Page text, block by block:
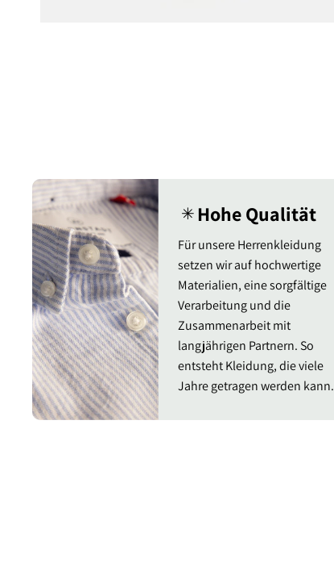
✳︎Hohe Qualität
Für unsere Herrenkleidung
setzen wir auf hochwertige
Materialien, eine sorgfältige
Verarbeitung und die
Zusammenarbeit mit
langjährigen Partnern. So
entsteht Kleidung, die viele
Jahre getragen werden kann.